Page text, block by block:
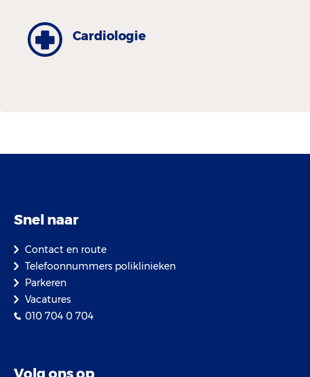
Cardiologie
Snel naar
Contact en route
Telefoonnummers poliklinieken
Parkeren
Vacatures
010 704 0 704
Volg ons op